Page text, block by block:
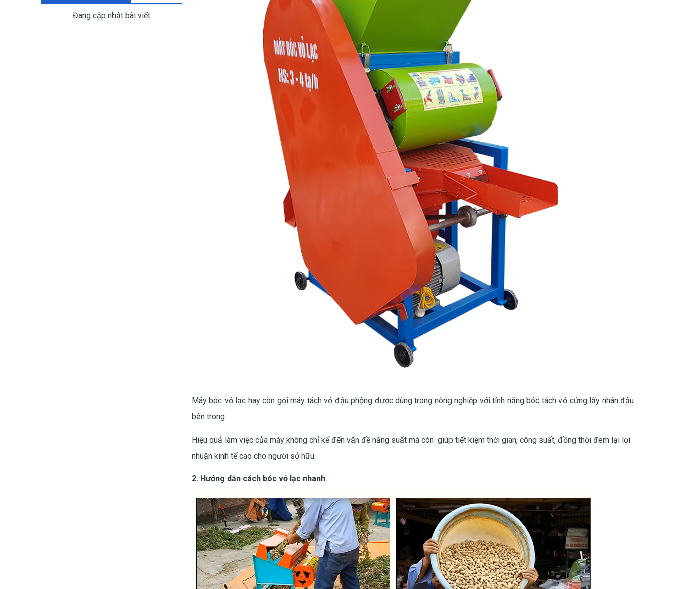
Đang cập nhật bài viết
Máy bóc vỏ lạc hay còn gọi máy tách vỏ đậu phộng được dùng trong nông nghiệp với tính năng bóc tách vỏ cứng lấy nhân đậu
bên trong.
Hiệu quả làm việc của máy không chỉ kể đến vấn đề năng suất mà còn giúp tiết kiệm thời gian, công suất, đồng thời đem lại lợi
nhuận kinh tế cao cho người sở hữu.
2. Hướng dẫn cách bóc vỏ lạc nhanh